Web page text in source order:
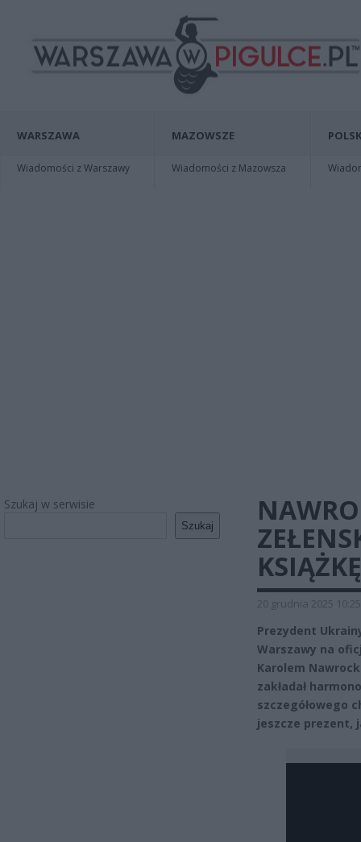
WARSZAWA
Wiadomości z Warszawy
MAZOWSZE
Wiadomości z Mazowsza
Szukaj w serwisie
Szukaj
20 grudnia 2025 10:25
Prezydent
Warszawy na
Karolem
zakładał
szczegółowego
jeszcze prezent,